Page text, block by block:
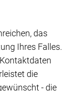
das
Ihres Falles.
die
- die